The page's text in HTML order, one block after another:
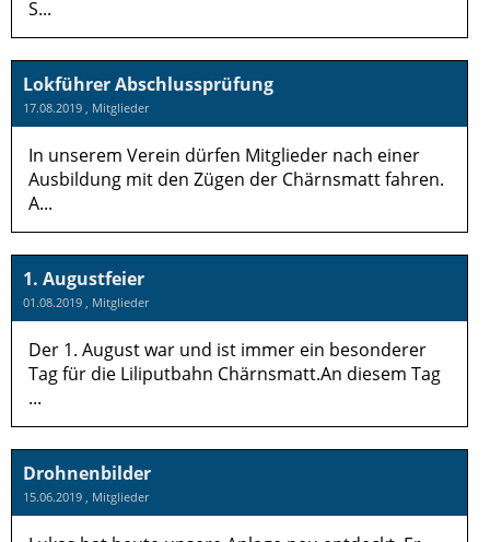
S...
Lokführer Abschlussprüfung
17.08.2019 , Mitglieder
In unserem Verein dürfen Mitglieder nach einer
Ausbildung mit den Zügen der Chärnsmatt fahren.
A...
1. Augustfeier
01.08.2019 , Mitglieder
Der 1. August war und ist immer ein besonderer
Tag für die Liliputbahn Chärnsmatt.An diesem Tag
...
Drohnenbilder
15.06.2019 , Mitglieder